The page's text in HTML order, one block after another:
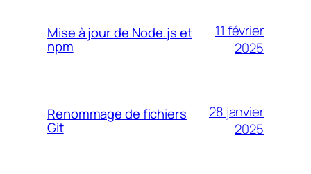
Mise à jour de Node.js et
npm
11 février
2025
Renommage de fichiers
Git
28 janvier
2025